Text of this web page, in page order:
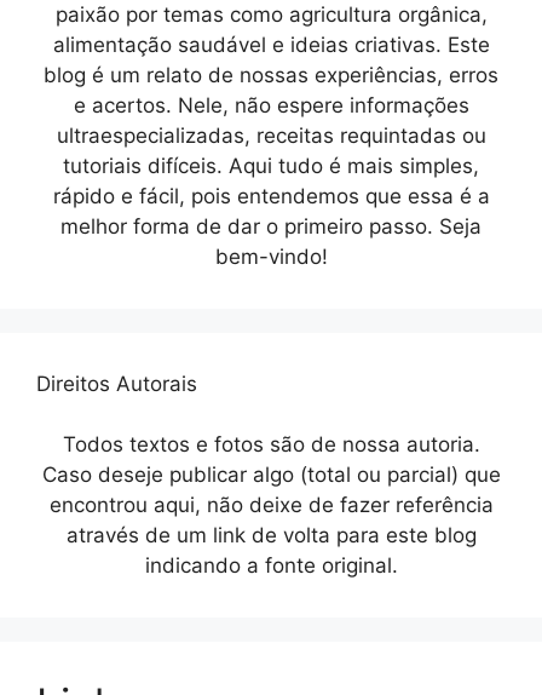
paixão por temas como agricultura orgânica,
alimentação saudável e ideias criativas. Este
blog é um relato de nossas experiências, erros
e acertos. Nele, não espere informações
ultraespecializadas, receitas requintadas ou
tutoriais difíceis. Aqui tudo é mais simples,
rápido e fácil, pois entendemos que essa é a
melhor forma de dar o primeiro passo. Seja
bem-vindo!
Direitos Autorais
Todos textos e fotos são de nossa autoria.
Caso deseje publicar algo (total ou parcial) que
encontrou aqui, não deixe de fazer referência
através de um link de volta para este blog
indicando a fonte original.